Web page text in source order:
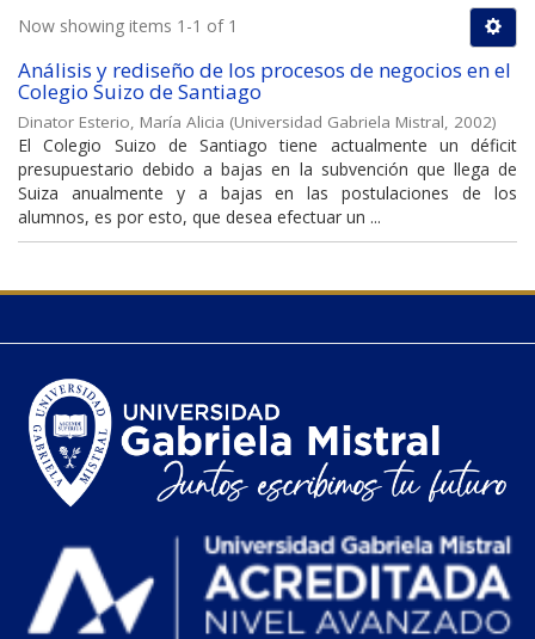
Now showing items 1-1 of 1
Análisis y rediseño de los procesos de negocios en el
Colegio Suizo de Santiago
Dinator Esterio, María Alicia (Universidad Gabriela Mistral, 2002)
El Colegio Suizo de Santiago tiene actualmente un déficit
presupuestario debido a bajas en la subvención que llega de
Suiza anualmente y a bajas en las postulaciones de los
alumnos, es por esto, que desea efectuar un ...